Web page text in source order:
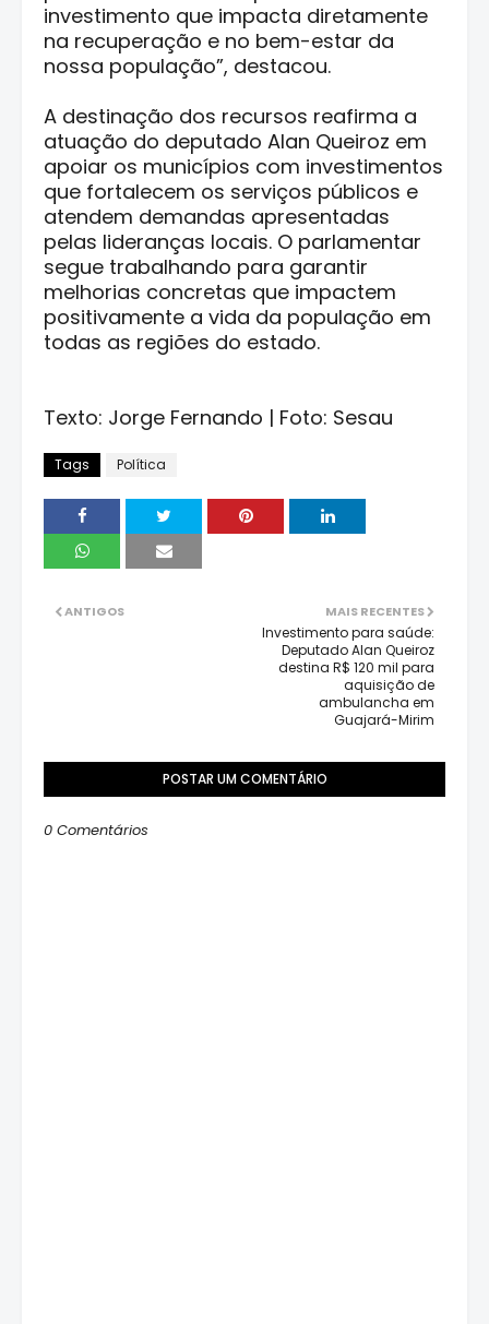
investimento que impacta diretamente
na recuperação e no bem-estar da
nossa população”, destacou.
A destinação dos recursos reafirma a
atuação do deputado Alan Queiroz em
apoiar os municípios com investimentos
que fortalecem os serviços públicos e
atendem demandas apresentadas
pelas lideranças locais. O parlamentar
segue trabalhando para garantir
melhorias concretas que impactem
positivamente a vida da população em
todas as regiões do estado.
Texto: Jorge Fernando | Foto: Sesau
Tags Política
MAIS RECENTES
Investimento para saúde:
Deputado Alan Queiroz
destina R$ 120 mil para
aquisição de
ambulancha em
Guajará-Mirim
ANTIGOS
POSTAR UM COMENTÁRIO
0 Comentários